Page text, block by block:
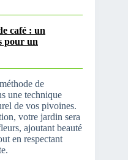
café : un
pour un
de
une technique
de vos pivoines.
votre jardin sera
ajoutant beauté
en respectant